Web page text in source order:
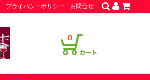
0
プライバシーポリシー お問合せ